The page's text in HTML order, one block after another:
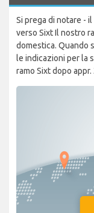
Si prega di notare -
verso Sixt Il nostro
domestica. Quando
le indicazioni per la
ramo Sixt dopo